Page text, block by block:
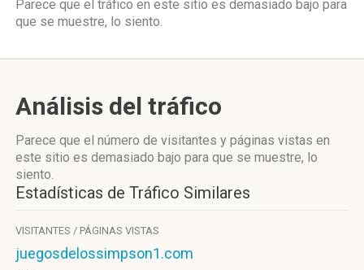
Parece que el tráfico en este sitio es demasiado bajo para
que se muestre, lo siento.
Análisis del tráfico
Parece que el número de visitantes y páginas vistas en
este sitio es demasiado bajo para que se muestre, lo
siento.
Estadísticas de Tráfico Similares
VISITANTES / PÁGINAS VISTAS
juegosdelossimpson1.com